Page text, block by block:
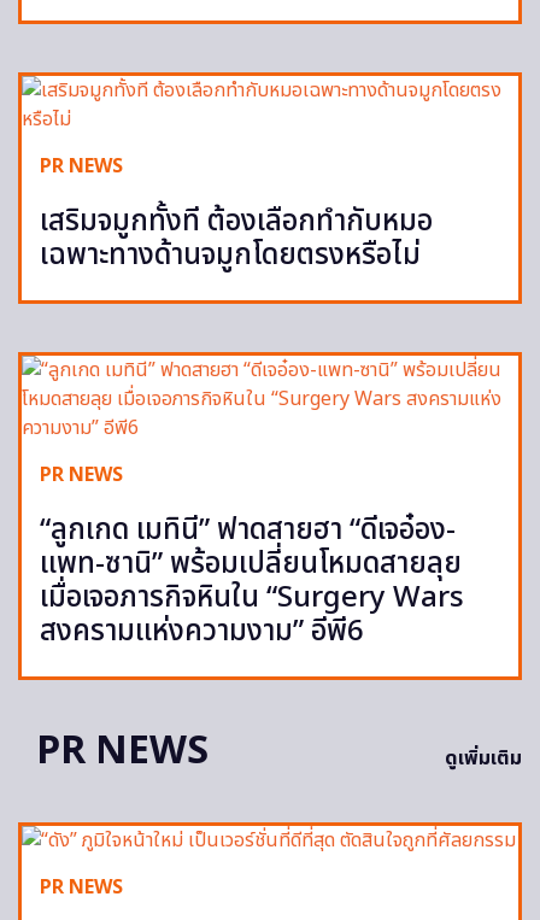
PR NEWS
เสริมจมูกทั้งที ต้องเลือกทำกับหมอ
เฉพาะทางด้านจมูกโดยตรงหรือไม่
PR NEWS
“ลูกเกด เมทินี” ฟาดสายฮา “ดีเจอ๋อง-
แพท-ซานิ” พร้อมเปลี่ยนโหมดสายลุย
เมื่อเจอภารกิจหินใน “Surgery Wars
สงครามแห่งความงาม” อีพี6
PR NEWS ดูเพิ่มเติม
PR NEWS